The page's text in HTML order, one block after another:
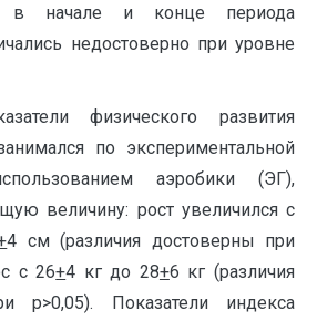
в начале и конце периода
недостоверно при уровне
физического развития
по экспериментальной
аэробики (ЭГ),
величину: рост увеличился с
4 см (различия достоверны при
с 26+4 кг до 28+6 кг (различия
p>0,05). Показатели индекса